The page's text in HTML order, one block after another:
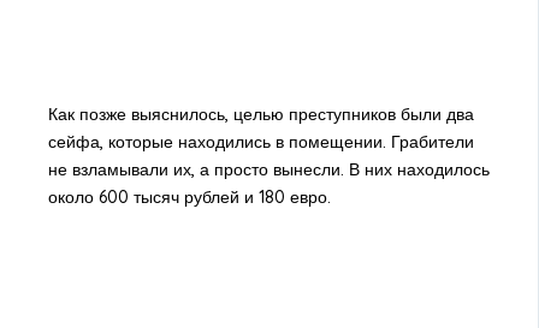
Как позже выяснилось, целью преступников были два
сейфа, которые находились в помещении. Грабители
не взламывали их, а просто вынесли. В них находилось
около 600 тысяч рублей и 180 евро.